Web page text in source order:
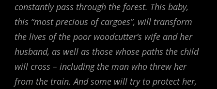
constantly pass through the forest. This baby,
this “most precious of cargoes”, will transform
the lives of the poor woodcutter’s wife and her
husband, as well as those whose paths the child
will cross – including the man who threw her
from the train. And some will try to protect her,